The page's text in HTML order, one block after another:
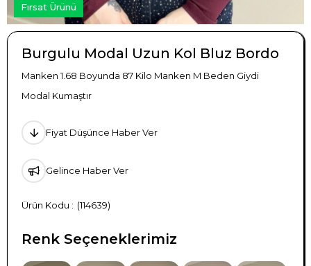
Fırsat Ürünü
Burgulu Modal Uzun Kol Bluz Bordo
Manken 1.68 Boyunda 87 Kilo Manken M Beden Giydi
Modal Kumaştır
Fiyat Düşünce Haber Ver
Gelince Haber Ver
(114639)
Renk Seçeneklerimiz
TÜKENDI TÜKENDI